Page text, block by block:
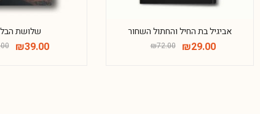
שלושת
₪39.00
אביגיל בת החיל והחתול השחור
₪72.00 ₪29.00